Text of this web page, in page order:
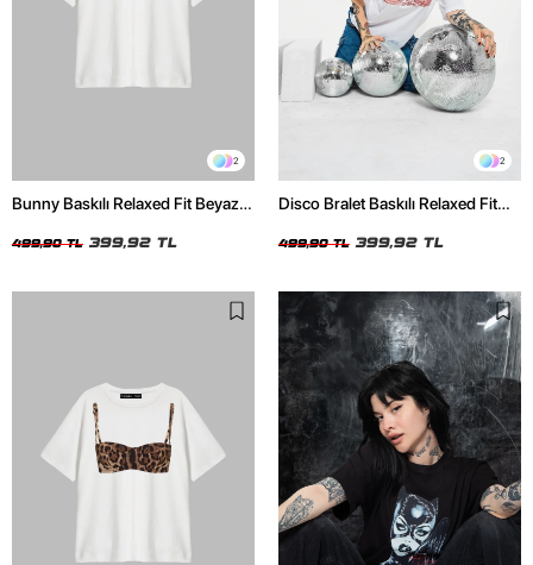
2
Bunny Baskılı Relaxed Fit Beyaz
499,90 TL 399,92 TL
2
Disco Bralet Baskılı Relaxed Fit
499,90 TL 399,92 TL